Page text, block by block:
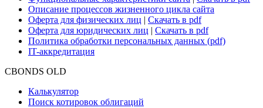
Описание процессов жизненного цикла сайта
Оферта для физических лиц | Скачать в pdf
Оферта для юридических лиц | Скачать в pdf
Политика обработки персональных данных (pdf)
IT-аккредитация
CBONDS OLD
Калькулятор
Поиск котировок облигаций